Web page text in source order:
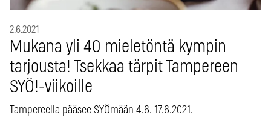
2.6.2021
Mukana yli 40 mieletöntä kympin
tarjousta! Tsekkaa tärpit Tampereen
SYÖ!-viikoille
Tampereella pääsee SYÖmään 4.6.-17.6.2021.